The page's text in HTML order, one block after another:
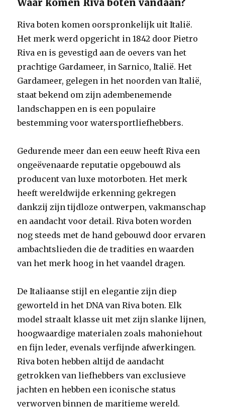
Waar komen Riva boten vandaan?
Riva boten komen oorspronkelijk uit Italië.
Het merk werd opgericht in 1842 door Pietro
Riva en is gevestigd aan de oevers van het
prachtige Gardameer, in Sarnico, Italië. Het
Gardameer, gelegen in het noorden van Italië,
staat bekend om zijn adembenemende
landschappen en is een populaire
bestemming voor watersportliefhebbers.
Gedurende meer dan een eeuw heeft Riva een
ongeëvenaarde reputatie opgebouwd als
producent van luxe motorboten. Het merk
heeft wereldwijde erkenning gekregen
dankzij zijn tijdloze ontwerpen, vakmanschap
en aandacht voor detail. Riva boten worden
nog steeds met de hand gebouwd door ervaren
ambachtslieden die de tradities en waarden
van het merk hoog in het vaandel dragen.
De Italiaanse stijl en elegantie zijn diep
geworteld in het DNA van Riva boten. Elk
model straalt klasse uit met zijn slanke lijnen,
hoogwaardige materialen zoals mahoniehout
en fijn leder, evenals verfijnde afwerkingen.
Riva boten hebben altijd de aandacht
getrokken van liefhebbers van exclusieve
jachten en hebben een iconische status
verworven binnen de maritieme wereld.